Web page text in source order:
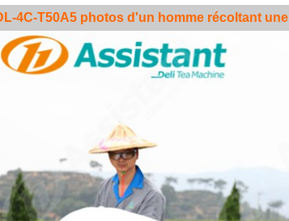
4C-T50A5 photos d'un homme récoltant